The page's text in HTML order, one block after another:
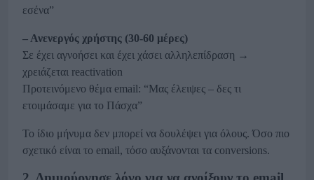
εσένα”
– Ανενεργός χρήστης (30-60 μέρες)
Σε έχει αγνοήσει και έχει χάσει αλληλεπίδραση →
χρειάζεται reactivation
Προτεινόμενο θέμα email: “Μας έλειψες – δες τι
ετοιμάσαμε για το Πάσχα”
Το ίδιο μήνυμα δεν μπορεί να δουλέψει για όλους. Όσο πιο
σχετικό είναι το email, τόσο αυξάνονται τα conversions.